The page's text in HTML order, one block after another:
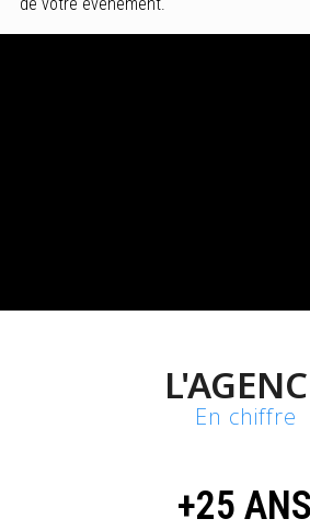
En chiffre
+25 ANS